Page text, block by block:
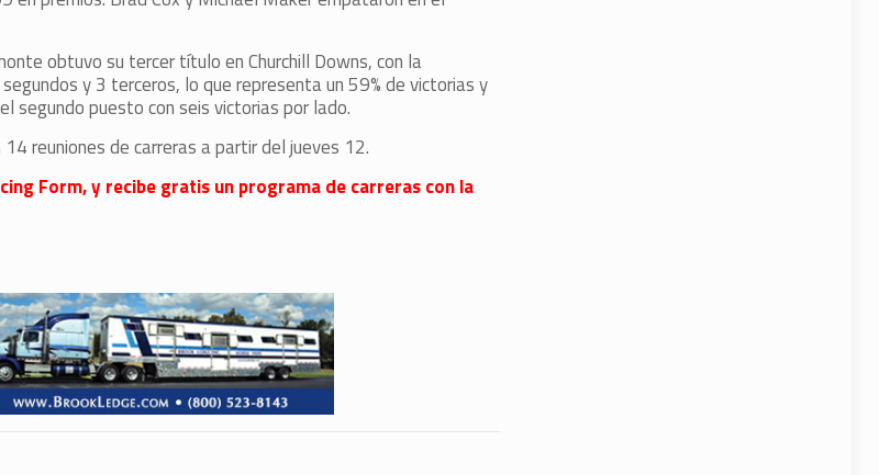
obtuvo su tercer título en Churchill Downs, con la
y 3 terceros, lo que representa un 59% de victorias y
segundo puesto con seis victorias por lado.
reuniones de carreras a partir del jueves 12.
Form, y recibe gratis un programa de carreras con la